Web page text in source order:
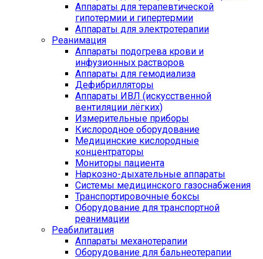
Аппараты для терапевтической
гипотермии и гипертермии
Аппараты для электротерапии
Реанимация
Аппараты подогрева крови и
инфузионных растворов
Аппараты для гемодиализа
Дефибрилляторы
Аппараты ИВЛ (искусственной
вентиляции лёгких)
Измерительные приборы
Кислородное оборудование
Медицинские кислородные
концентраторы
Мониторы пациента
Наркозно-дыхательные аппараты
Системы медицинского газоснабжения
Транспортировочные боксы
Оборудование для транспортной
реанимации
Реабилитация
Аппараты механотерапии
Оборудование для бальнеотерапии